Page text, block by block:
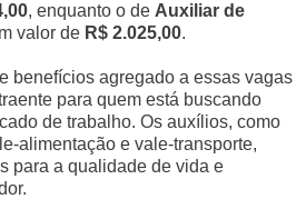
, enquanto o de Auxiliar de
valor de R$ 2.025,00.
benefícios agregado a essas vagas
para quem está buscando
de trabalho. Os auxílios, como
alimentação e vale-transporte,
para a qualidade de vida e